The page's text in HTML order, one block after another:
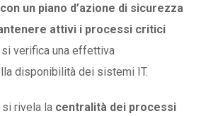
un piano d’azione di sicurezza
attivi i processi critici
si verifica una effettiva
disponibilità dei sistemi IT.
rivela la centralità dei processi